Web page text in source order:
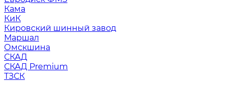
Кама
КиК
Кировский шинный завод
Маршал
Омскшина
СКАД
СКАД Premium
ТЗСК